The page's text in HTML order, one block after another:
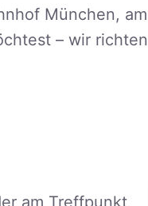
München, am
– wir richten
am Treffpunkt